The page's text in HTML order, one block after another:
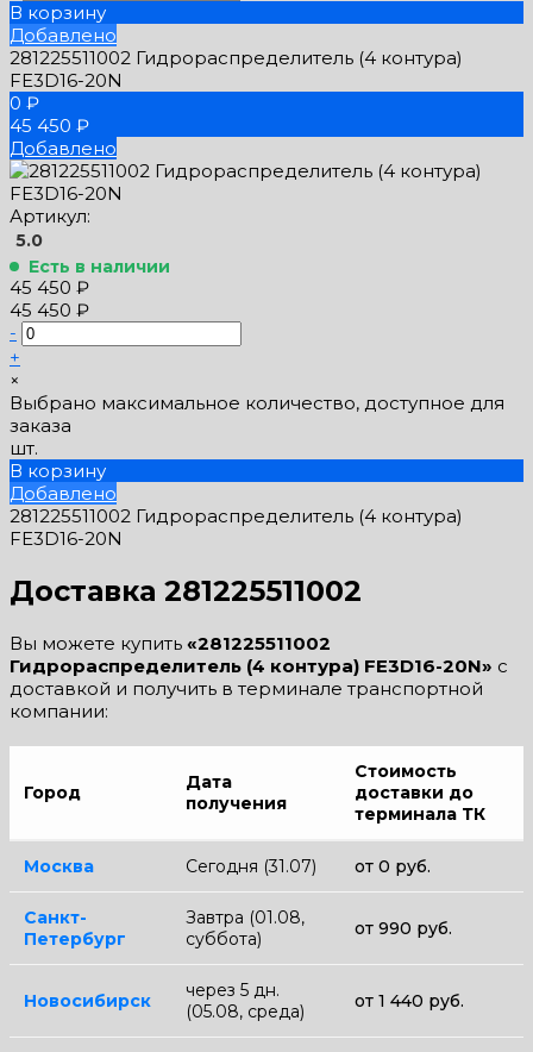
В корзину
Добавлено
281225511002 Гидрораспределитель (4 контура)
FE3D16-20N
0 ₽
45 450 ₽
Добавлено
Артикул:
5.0
Есть в наличии
45 450 ₽
45 450 ₽
-
+
×
Выбрано максимальное количество, доступное для
заказа
шт.
В корзину
Добавлено
281225511002 Гидрораспределитель (4 контура)
FE3D16-20N
Доставка 281225511002
Вы можете купить «281225511002
Гидрораспределитель (4 контура) FE3D16-20N» с
доставкой и получить в терминале транспортной
компании:
Город
Дата
получения
Стоимость
доставки до
терминала ТК
Москва Сегодня (31.07) от 0 руб.
Санкт-
Петербург
Завтра (01.08,
суббота)
от 990 руб.
Новосибирск
через 5 дн.
(05.08, среда)
от 1 440 руб.